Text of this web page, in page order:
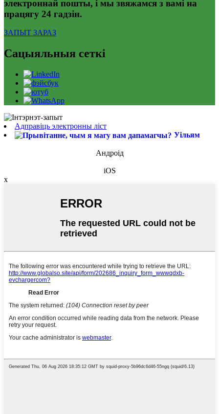
электроннай пошты, і мы звяжамся з вамі на
працягу 24 гадзін.
ЗАПЫТ ЗАРАЗ
Сацыяльныя сеткі
Адправіць электронны ліст
Уільям
Андроід
iOS
x